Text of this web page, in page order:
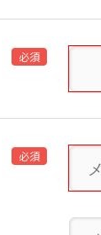
必須
必須